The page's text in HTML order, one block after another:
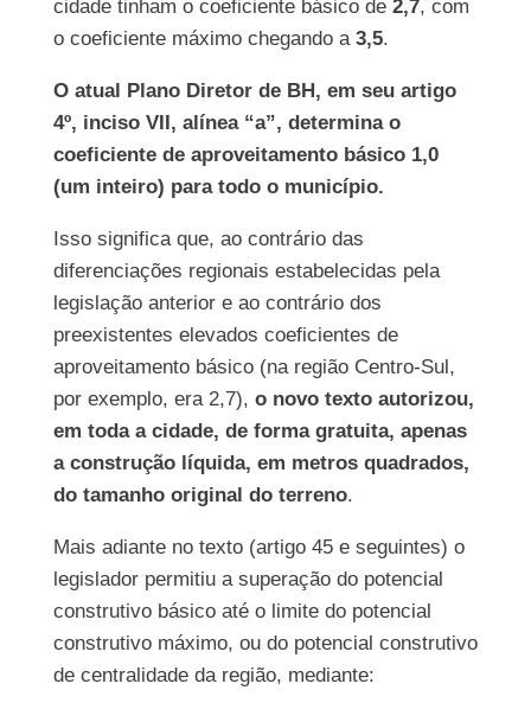
cidade tinham o coeficiente básico de 2,7, com
o coeficiente máximo chegando a 3,5.
O atual Plano Diretor de BH, em seu artigo
4º, inciso VII, alínea “a”, determina o
coeficiente de aproveitamento básico 1,0
(um inteiro) para todo o município.
Isso significa que, ao contrário das
diferenciações regionais estabelecidas pela
legislação anterior e ao contrário dos
preexistentes elevados coeficientes de
aproveitamento básico (na região Centro-Sul,
por exemplo, era 2,7), o novo texto autorizou,
em toda a cidade, de forma gratuita, apenas
a construção líquida, em metros quadrados,
do tamanho original do terreno.
Mais adiante no texto (artigo 45 e seguintes) o
legislador permitiu a superação do potencial
construtivo básico até o limite do potencial
construtivo máximo, ou do potencial construtivo
de centralidade da região, mediante: